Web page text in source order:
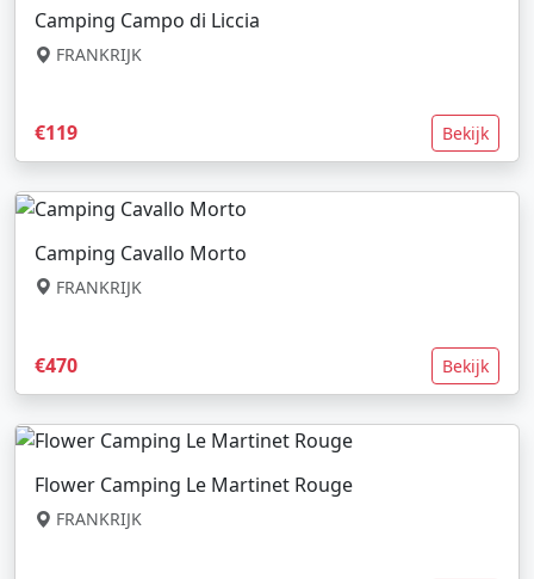
Camping Campo di Liccia
FRANKRIJK
€119 Bekijk
Camping Cavallo Morto
FRANKRIJK
€470 Bekijk
Flower Camping Le Martinet Rouge
FRANKRIJK